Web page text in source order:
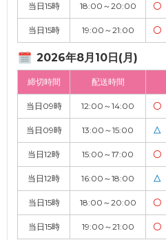
当日15時 18:00～20:00 〇
当日15時 19:00～21:00 〇
2026年8月10日(月)
締切時間 配送時間
当日09時 12:00～14:00 〇
当日09時 13:00～15:00 △
当日12時 15:00～17:00 〇
当日12時 16:00～18:00 △
当日15時 18:00～20:00 〇
当日15時 19:00～21:00 〇
582円
税込価格 640.20円
カートに追加
税込価格